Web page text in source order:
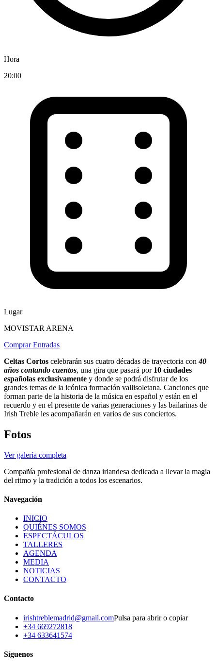
Hora
20:00
Lugar
MOVISTAR ARENA
Comprar Entradas
Celtas Cortos celebrarán sus cuatro décadas de trayectoria con40
años contando cuentos, una gira que pasará por 10 ciudades
españolas exclusivamente y donde se podrá disfrutar de los
grandes temas de la icónica formación vallisoletana. Canciones que
forman parte de la historia de la música en español y están en el
recuerdo y en el presente de varias generaciones y las bailarinas de
Irish Treble les acompañarán en varios de sus conciertos.
Fotos
Ver galería completa
Compañía profesional de danza irlandesa dedicada a llevar la magia
del ritmo y la tradición a todos los escenarios.
Navegación
INICIO
QUIÉNES SOMOS
ESPECTÁCULOS
TALLERES
AGENDA
MEDIA
NOTICIAS
CONTACTO
Contacto
irishtreblemadrid@gmail.comPulsa para abrir o copiar
+34 669272818
+34 633641574
Síguenos